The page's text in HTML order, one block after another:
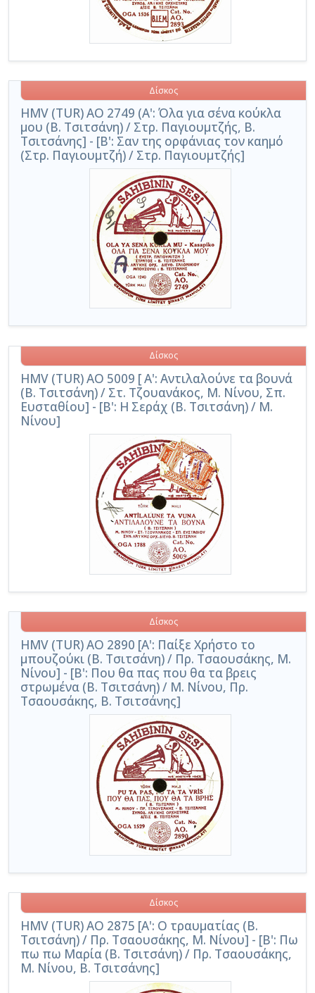
HMV (TUR) AO 2749 (A': Όλα για σένα κούκλα
μου (Β. Τσιτσάνη) / Στρ. Παγιουμτζής, Β.
Τσιτσάνης] - [Β': Σαν της ορφάνιας τον καημό
(Στρ. Παγιουμτζή) / Στρ. Παγιουμτζής]
Δίσκος
HMV (TUR) AO 5009 [ Α': Αντιλαλούνε τα βουνά
(Β. Τσιτσάνη) / Στ. Τζουανάκος, Μ. Νίνου, Σπ.
Ευσταθίου] - [Β': Η Σεράχ (Β. Τσιτσάνη) / Μ.
Νίνου]
Δίσκος
HMV (TUR) AO 2890 [Α': Παίξε Χρήστο το
μπουζούκι (Β. Τσιτσάνη) / Πρ. Τσαουσάκης, Μ.
Νίνου] - [Β': Που θα πας που θα τα βρεις
στρωμένα (Β. Τσιτσάνη) / Μ. Νίνου, Πρ.
Τσαουσάκης, Β. Τσιτσάνης]
Δίσκος
HMV (TUR) AO 2875 [Α': Ο τραυματίας (Β.
Τσιτσάνη) / Πρ. Τσαουσάκης, Μ. Νίνου] - [Β': Πω
πω πω Μαρία (Β. Τσιτσάνη) / Πρ. Τσαουσάκης,
Μ. Νίνου, Β. Τσιτσάνης]
Δίσκος